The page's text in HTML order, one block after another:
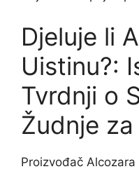
Djeluje li
Uistinu?:
Tvrdnji o
Žudnje
Proizvođač